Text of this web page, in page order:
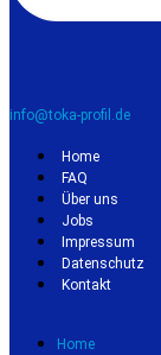
info@toka-profil.de
Home
FAQ
Über uns
Jobs
Impressum
Datenschutz
Kontakt
Home